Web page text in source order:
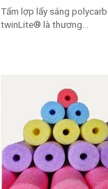
Tấm lợp lấy sáng
twinLite® là thương...